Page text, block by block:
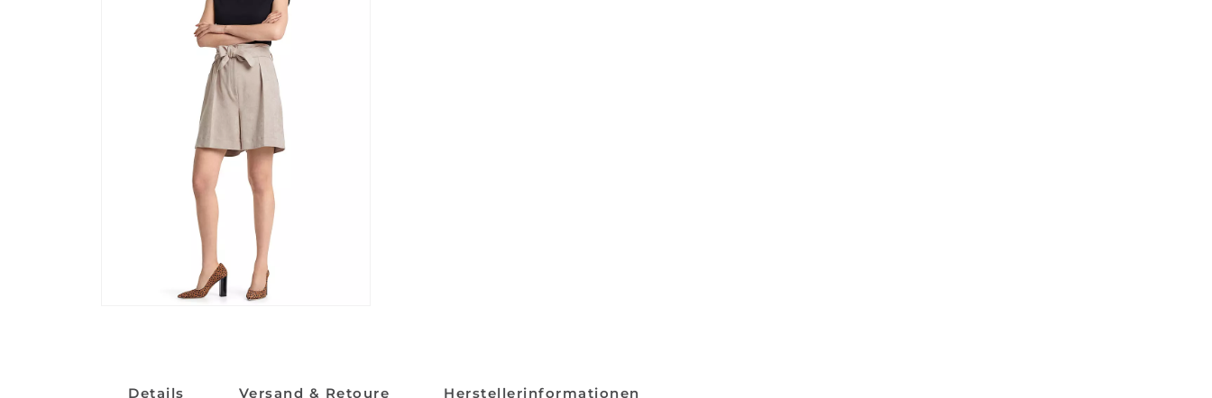
Details Versand & Retoure Herstellerinformationen